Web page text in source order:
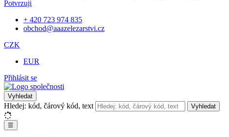
Potvrzuji
+ 420 723 974 835
obchod@aaazelezarstvi.cz
CZK
EUR
Přihlásit se
Vyhledat
Hledej: kód, čárový kód, text Vyhledat
☰